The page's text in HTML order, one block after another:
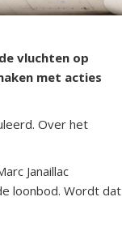
vluchten op
met acties
Over het
Janaillac
loonbod. Wordt dat